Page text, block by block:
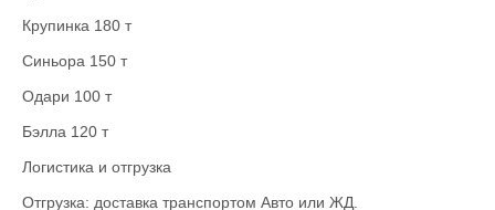
Крупинка 180 т
Синьора 150 т
Одари 100 т
Бэлла 120 т
Логистика и отгрузка
Отгрузка: доставка транспортом Авто или ЖД.